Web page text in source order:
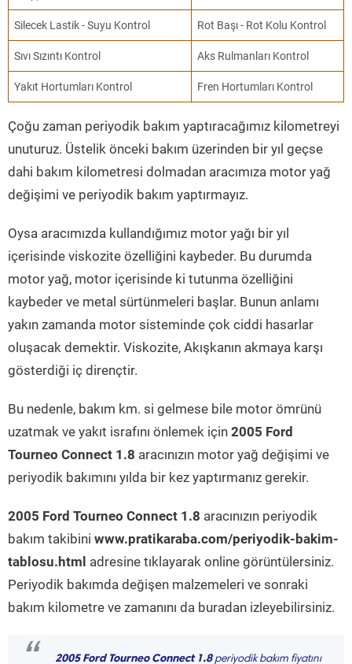
Silecek Lastik - Suyu Kontrol Rot Başı - Rot Kolu Kontrol
Sıvı Sızıntı Kontrol Aks Rulmanları Kontrol
Yakıt Hortumları Kontrol Fren Hortumları Kontrol
Çoğu zaman periyodik bakım yaptıracağımız kilometreyi
unuturuz. Üstelik önceki bakım üzerinden bir yıl geçse
dahi bakım kilometresi dolmadan aracımıza motor yağ
değişimi ve periyodik bakım yaptırmayız.
Oysa aracımızda kullandığımız motor yağı bir yıl
içerisinde viskozite özelliğini kaybeder. Bu durumda
motor yağ, motor içerisinde ki tutunma özelliğini
kaybeder ve metal sürtünmeleri başlar. Bunun anlamı
yakın zamanda motor sisteminde çok ciddi hasarlar
oluşacak demektir. Viskozite, Akışkanın akmaya karşı
gösterdiği iç dirençtir.
Bu nedenle, bakım km. si gelmese bile motor ömrünü
uzatmak ve yakıt israfını önlemek için 2005 Ford
Tourneo Connect 1.8 aracınızın motor yağ değişimi ve
periyodik bakımını yılda bir kez yaptırmanız gerekir.
2005 Ford Tourneo Connect 1.8 aracınızın periyodik
bakım takibini www.pratikaraba.com/periyodik-bakim-
tablosu.html adresine tıklayarak online görüntülersiniz.
Periyodik bakımda değişen malzemeleri ve sonraki
bakım kilometre ve zamanını da buradan izleyebilirsiniz.
2005 Ford Tourneo Connect 1.8periyodik bakım fiyatını